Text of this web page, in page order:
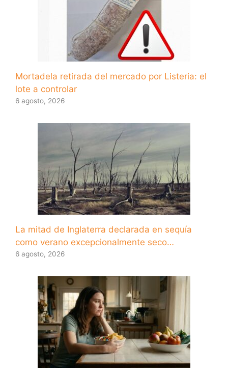
Mortadela retirada del mercado por Listeria: el
lote a controlar
6 agosto, 2026
La mitad de Inglaterra declarada en sequía
como verano excepcionalmente seco…
6 agosto, 2026